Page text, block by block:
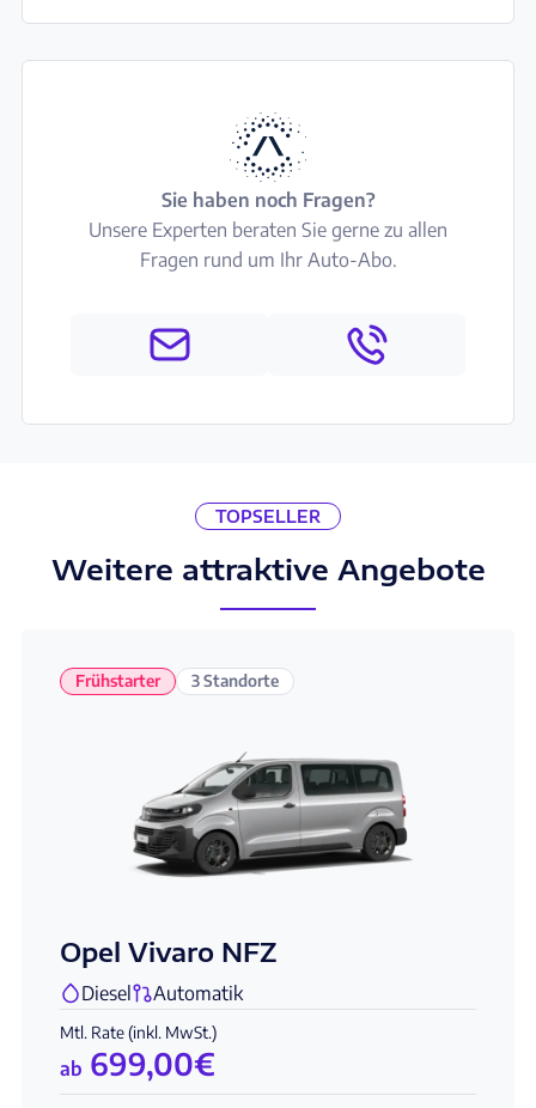
Sie haben noch Fragen?
Unsere Experten beraten Sie gerne zu allen
Fragen rund um Ihr Auto-Abo.
TOPSELLER
Weitere attraktive Angebote
Frühstarter 3 Standorte
Opel Vivaro NFZ
Diesel Automatik
Mtl. Rate (inkl. MwSt.)
ab 699,00€